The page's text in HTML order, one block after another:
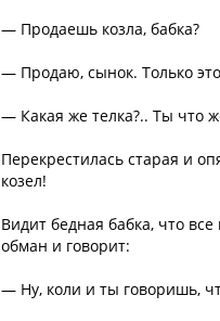
— Продаешь козла, бабка?
— Продаю, сынок. Только это
— Какая же телка?.. Ты что
Перекрестилась старая и
козел!
Видит бедная бабка, что
обман и говорит:
— Ну, коли и ты говоришь,